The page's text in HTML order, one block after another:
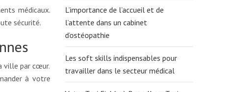
médicaux.
sécurité.
ville par cœur.
à votre
L’importance de l’accueil et de
l’attente dans un cabinet
d’ostéopathie
Les soft skills indispensables pour
travailler dans le secteur médical